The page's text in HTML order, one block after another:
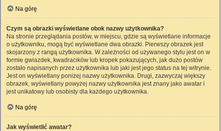
Na górę
Czym są obrazki wyświetlane obok nazwy użytkownika?
Na stronie przeglądania postów, w miejscu, gdzie są wyświetlane informacje
o użytkowniku, mogą być wyświetlane dwa obrazki. Pierwszy obrazek jest
skojarzony z rangą użytkownika. W zależności od używanego stylu jest on w
formie gwiazdek, kwadracików lub kropek pokazujących, jak dużo postów
zostało napisanych przez użytkownika lub jaki jest jego status na tej witrynie.
Jest on wyświetlany poniżej nazwy użytkownika. Drugi, zazwyczaj większy
obrazek, wyświetlany powyżej nazwy użytkownika jest znany jako awatar i
jest unikatowy lub osobisty dla każdego użytkownika.
Na górę
Jak wyświetlić awatar?